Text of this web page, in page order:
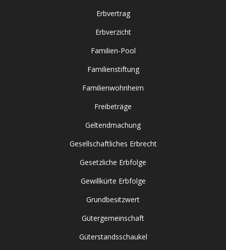
Erbvertrag
Erbverzicht
Familien-Pool
Familienstiftung
Familienwohnheim
Freibeträge
Geltendmachung
Gesellschaftliches Erbrecht
Gesetzliche Erbfolge
Gewillkürte Erbfolge
Grundbesitzwert
Gütergemeinschaft
Güterstandsschaukel